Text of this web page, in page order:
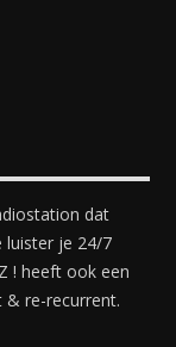
dat
luister je 24/7
! heeft ook een
re-recurrent.